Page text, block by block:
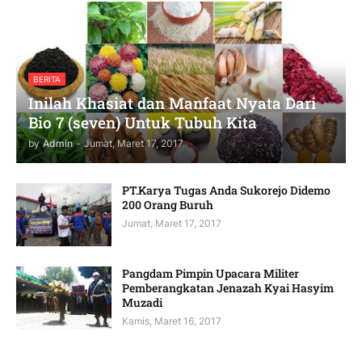
BERITA
Inilah Khasiat dan Manfaat Nyata Dari
Bio 7 (seven) Untuk Tubuh Kita
by Admin - Jumat, Maret 17, 2017
PT.Karya Tugas Anda Sukorejo Didemo
200 Orang Buruh
Jumat, Maret 17, 2017
Pangdam Pimpin Upacara Militer
Pemberangkatan Jenazah Kyai Hasyim
Muzadi
Kamis, Maret 16, 2017